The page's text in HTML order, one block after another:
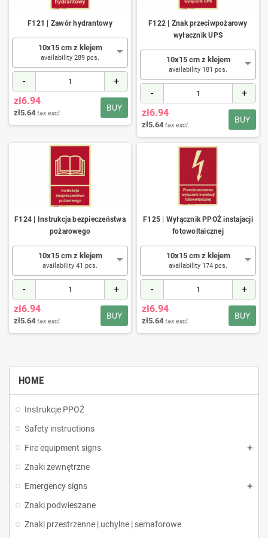
HOME
Instrukcje PPOŻ
Safety instructions
Fire equipment signs
Znaki zewnętrzne
Emergency signs
Znaki podwieszane
Znaki przestrzenne | uchylne | semaforowe
F121 | Zawór hydrantowy
10x15 cm z klejem
availability 289 pcs.
- +
BUY
zł6.94
zł5.64 tax excl.
F122 | Znak przeciwpożarowy
wyłacznik UPS
10x15 cm z klejem
availability 181 pcs.
- +
BUY
zł6.94
zł5.64 tax excl.
F124 | Instrukcja bezpieczeństwa
pożarowego
10x15 cm z klejem
availability 41 pcs.
- +
BUY
zł6.94
zł5.64 tax excl.
F125 | Wyłącznik PPOŻ instajacji
fotowoltaicznej
10x15 cm z klejem
availability 174 pcs.
- +
BUY
zł6.94
zł5.64 tax excl.